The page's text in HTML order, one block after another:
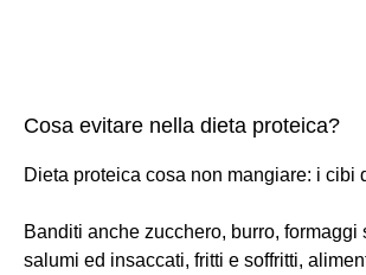
Cosa evitare nella dieta proteica?
Dieta proteica cosa non mangiare: i cibi
Banditi anche zucchero, burro, formaggi
salumi ed insaccati, fritti e soffritti,